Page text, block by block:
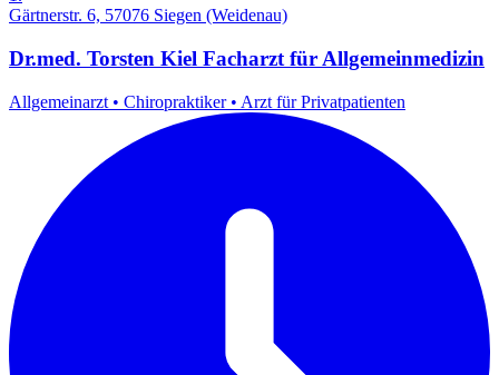
Gärtnerstr. 6, 57076 Siegen (Weidenau)
Dr.med. Torsten Kiel Facharzt für Allgemeinmedizin
Allgemeinarzt • Chiropraktiker • Arzt für Privatpatienten